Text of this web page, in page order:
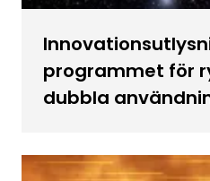
programmet för
dubbla